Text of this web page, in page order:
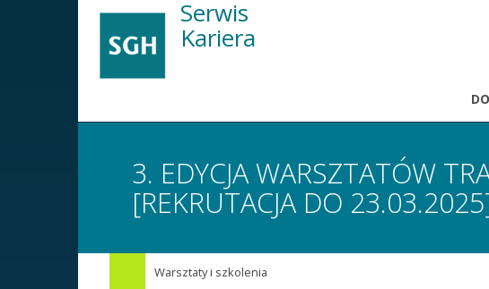
Serwis
Kariera
GŁÓWNA
NAWIGACJA
3. EDYCJA WARSZTATÓW
[REKRUTACJA DO
Warsztaty i szkolenia